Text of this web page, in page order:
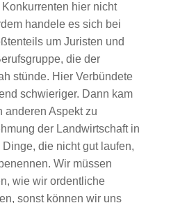
hier nicht
handele es sich bei
um Juristen und
die der
stünde. Hier Verbündete
schwieriger. Dann kam
anderen Aspekt zu
der Landwirtschaft in
die nicht gut laufen,
Wir müssen
wie wir ordentliche
sonst können wir uns